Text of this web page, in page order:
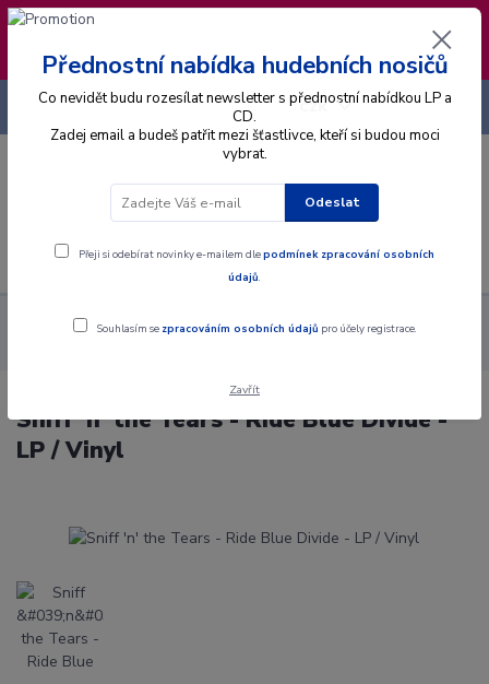
❣️ Od 4.8. do 13.8. čerpám dovolenou. Datum
expedice objednávek se posouvá na pátek
14.8.2026 🐋
Menu
CZK
+420 725 736 293
Alba Gramodesky
Sniff 'n' the Tears - Ride Blue Divide - LP /
Sniff 'n' the Tears - Ride Blue Divide -
LP / Vinyl
Přednostní nabídka hudebních nosičů
Co nevidět budu rozesílat newsletter s přednostní nabídkou LP a
CD.
Zadej email a budeš patřit mezi šťastlivce, kteří si budou moci
vybrat.
Odeslat
Přeji si odebírat novinky e-mailem dlepodmínek zpracování osobních
údajů.
Souhlasím se zpracováním osobních údajů pro účely registrace.
Zavřít